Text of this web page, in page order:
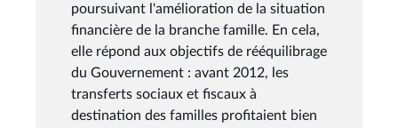
poursuivant l'amélioration de la situation
financière de la branche famille. En cela,
elle répond aux objectifs de rééquilibrage
du Gouvernement : avant 2012, les
transferts sociaux et fiscaux à
destination des familles profitaient bien